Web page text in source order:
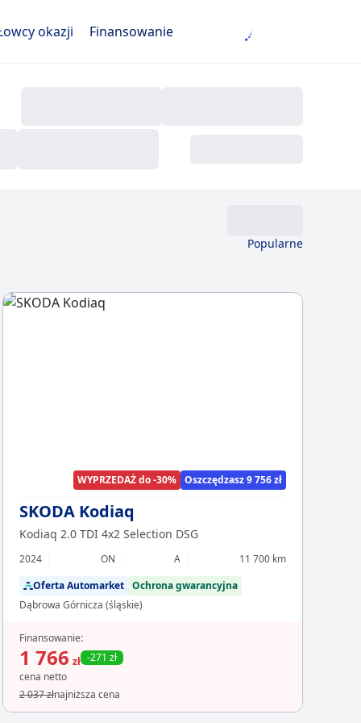
okazji Finansowanie
Popularne
WYPRZEDAŻ do -30% Oszczędzasz 9 756 zł
SKODA Kodiaq
Kodiaq 2.0 TDI 4x2 Selection DSG
2024 ON A
11 700 km
Oferta Automarket
Ochrona gwarancyjna
Dąbrowa Górnicza (śląskie)
Finansowanie:
1 766 zł -271 zł
cena netto
2 037 złnajniższa cena